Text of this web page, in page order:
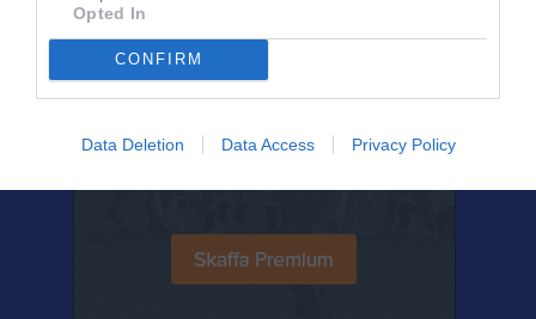
Opted In
CONFIRM
Data Deletion Data Access Privacy Policy